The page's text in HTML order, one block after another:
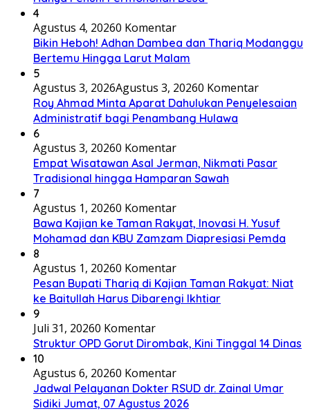
4
Agustus 4, 20260 Komentar
Bikin Heboh! Adhan Dambea dan Thariq Modanggu
Bertemu Hingga Larut Malam
5
Agustus 3, 2026Agustus 3, 20260 Komentar
Roy Ahmad Minta Aparat Dahulukan Penyelesaian
Administratif bagi Penambang Hulawa
6
Agustus 3, 20260 Komentar
Empat Wisatawan Asal Jerman, Nikmati Pasar
Tradisional hingga Hamparan Sawah
7
Agustus 1, 20260 Komentar
Bawa Kajian ke Taman Rakyat, Inovasi H. Yusuf
Mohamad dan KBU Zamzam Diapresiasi Pemda
8
Agustus 1, 20260 Komentar
Pesan Bupati Thariq di Kajian Taman Rakyat: Niat
ke Baitullah Harus Dibarengi Ikhtiar
9
Juli 31, 20260 Komentar
Struktur OPD Gorut Dirombak, Kini Tinggal 14 Dinas
10
Agustus 6, 20260 Komentar
Jadwal Pelayanan Dokter RSUD dr. Zainal Umar
Sidiki Jumat, 07 Agustus 2026